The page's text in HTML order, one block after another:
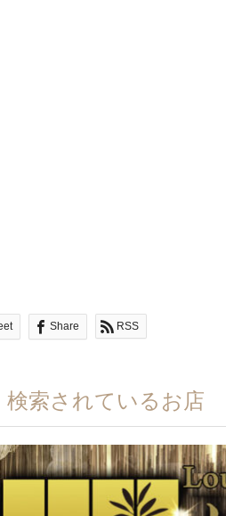
Share RSS
検索されているお店